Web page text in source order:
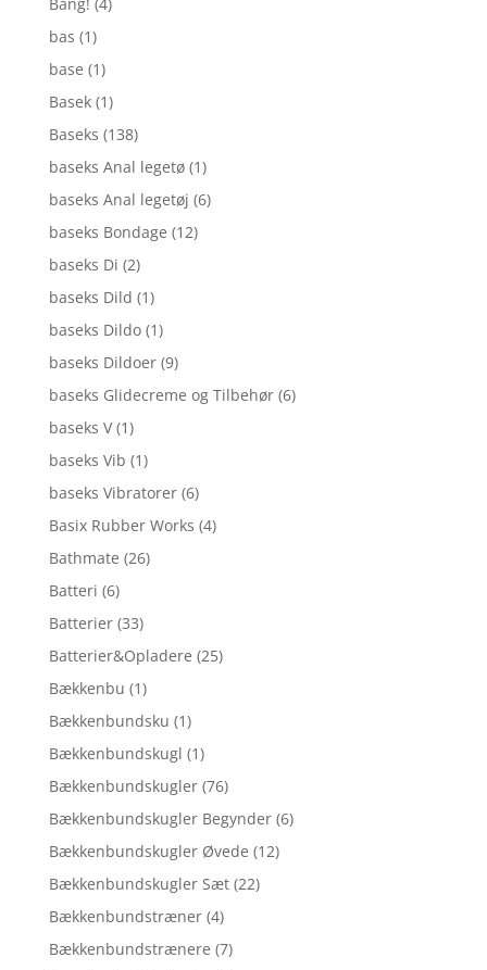
bas (1)
base (1)
Basek (1)
Baseks (138)
baseks Anal legetø (1)
baseks Anal legetøj (6)
baseks Bondage (12)
baseks Di (2)
baseks Dild (1)
baseks Dildo (1)
baseks Dildoer (9)
baseks Glidecreme og Tilbehør (6)
baseks V (1)
baseks Vib (1)
baseks Vibratorer (6)
Basix Rubber Works (4)
Bathmate (26)
Batteri (6)
Batterier (33)
Batterier&Opladere (25)
Bækkenbu (1)
Bækkenbundsku (1)
Bækkenbundskugl (1)
Bækkenbundskugler (76)
Bækkenbundskugler Begynder (6)
Bækkenbundskugler Øvede (12)
Bækkenbundskugler Sæt (22)
Bækkenbundstræner (4)
Bækkenbundstrænere (7)